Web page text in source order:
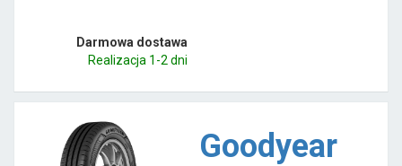
Darmowa dostawa
Realizacja 1-2 dni
Goodyear